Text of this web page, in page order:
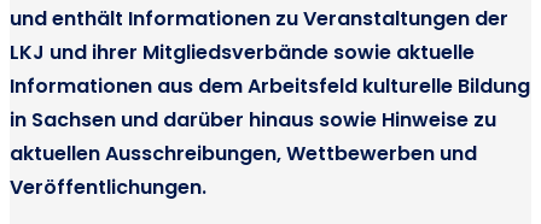
und enthält Informationen zu Veranstaltungen der
LKJ und ihrer Mitgliedsverbände sowie aktuelle
Informationen aus dem Arbeitsfeld kulturelle Bildung
in Sachsen und darüber hinaus sowie Hinweise zu
aktuellen Ausschreibungen, Wettbewerben und
Veröffentlichungen.